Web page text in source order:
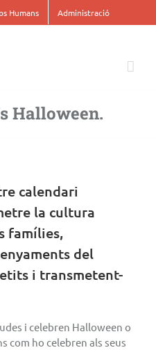
Humans Administració
Halloween.
calendari
la cultura
famílies,
del
i transmetent-
i celebren Halloween o
com ho celebren als seus